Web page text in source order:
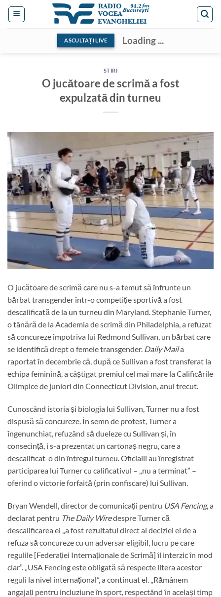
Skip
ASCULTAȚI LIVE Loading ...
STIRI
O jucătoare de scrimă a fost
expulzată din turneu
O jucătoare de scrimă care nu s-a temut să înfrunte un
bărbat transgender într-o competiție sportivă a fost
descalificată de la un turneu din Maryland. Stephanie Turner,
o tânără de la Academia de scrimă din Philadelphia, a refuzat
să concureze împotriva lui Redmond Sullivan, un bărbat care
se identifică drept o femeie transgender. Daily Maila
raportat în decembrie că, după ce Sullivan a fost transferat la
echipa feminină, a câștigat premiul cel mai mare la Calificările
Olimpice de juniori din Connecticut Division, anul trecut.
Cunoscând istoria și biologia lui Sullivan, Turner nu a fost
dispusă să concureze. În semn de protest, Turner a
îngenunchiat, refuzând să dueleze cu Sullivan și, în
consecință, i s-a prezentat un cartonaș negru, care a
descalificat-o din întregul turneu. Oficialii au înregistrat
participarea lui Turner cu calificativul – „nu a terminat” –
oferind o victorie forfaită (prin confiscare) lui Sullivan.
Bryan Wendell, director de comunicații pentru USA Fencing, a
declarat pentru The Daily Wiredespre Turner că
descalificarea ei „a fost rezultatul direct al deciziei ei de a
refuza să concureze cu un adversar eligibil, lucru pe care
regulile [Federației Internaționale de Scrimă] îl interzic în mod
clar”. „USA Fencing este obligată să respecte litera acestor
reguli la nivel internațional”, a continuat el. „Rămânem
angajați pentru incluziune în sport, respectând în același timp